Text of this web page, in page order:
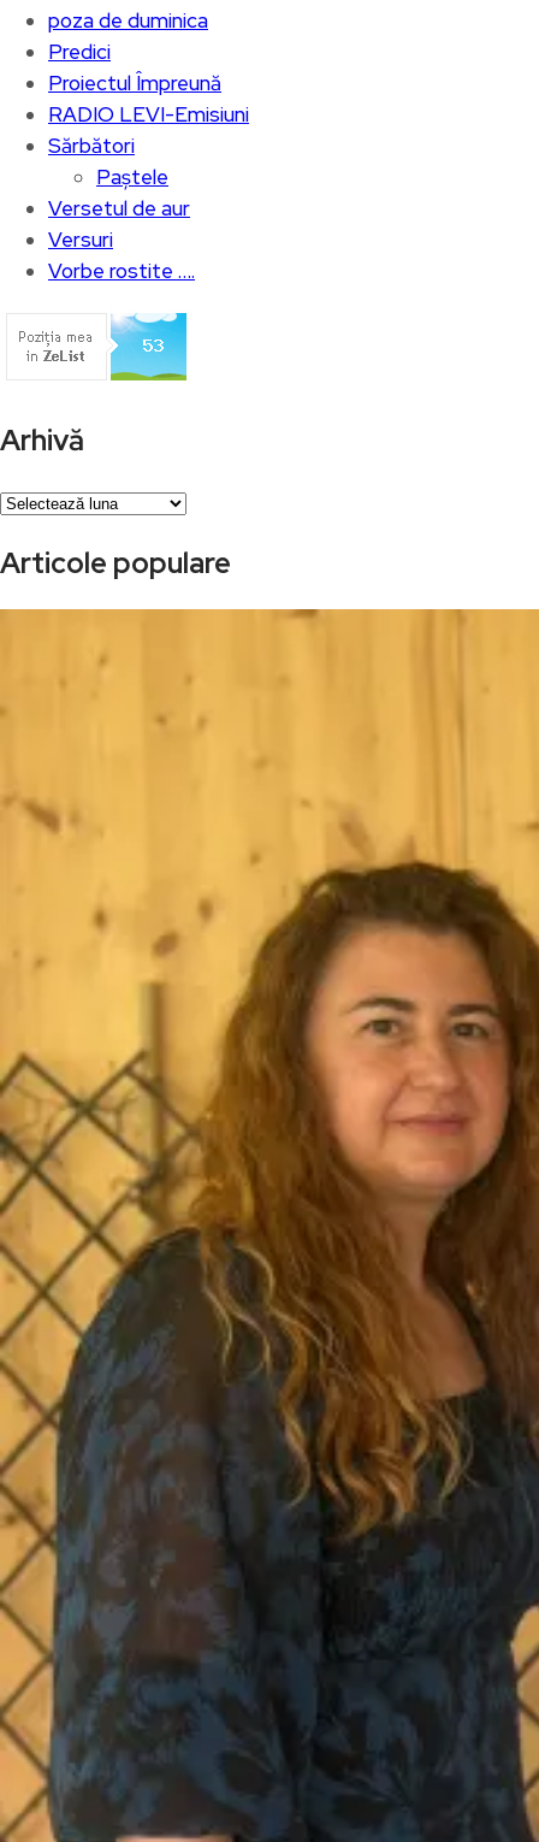
poza de duminica
Predici
Proiectul Împreună
RADIO LEVI-Emisiuni
Sărbători
Paștele
Versetul de aur
Versuri
Vorbe rostite ….
Arhivă
Arhivă
Articole populare